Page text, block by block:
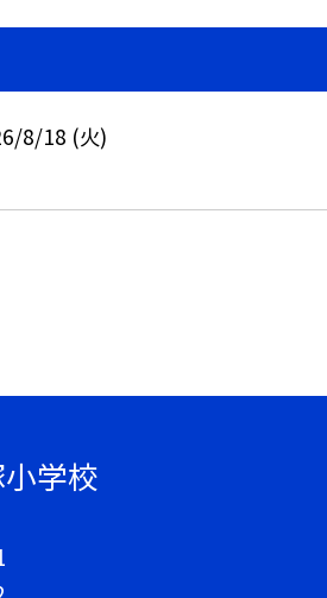
8/18 (火)
学校